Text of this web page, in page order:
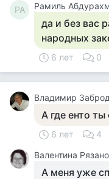
РА Рамиль
да и без вас
народных
6 лет 0
Владимир
А где енто
6 лет 4
Валентина
А меня уже